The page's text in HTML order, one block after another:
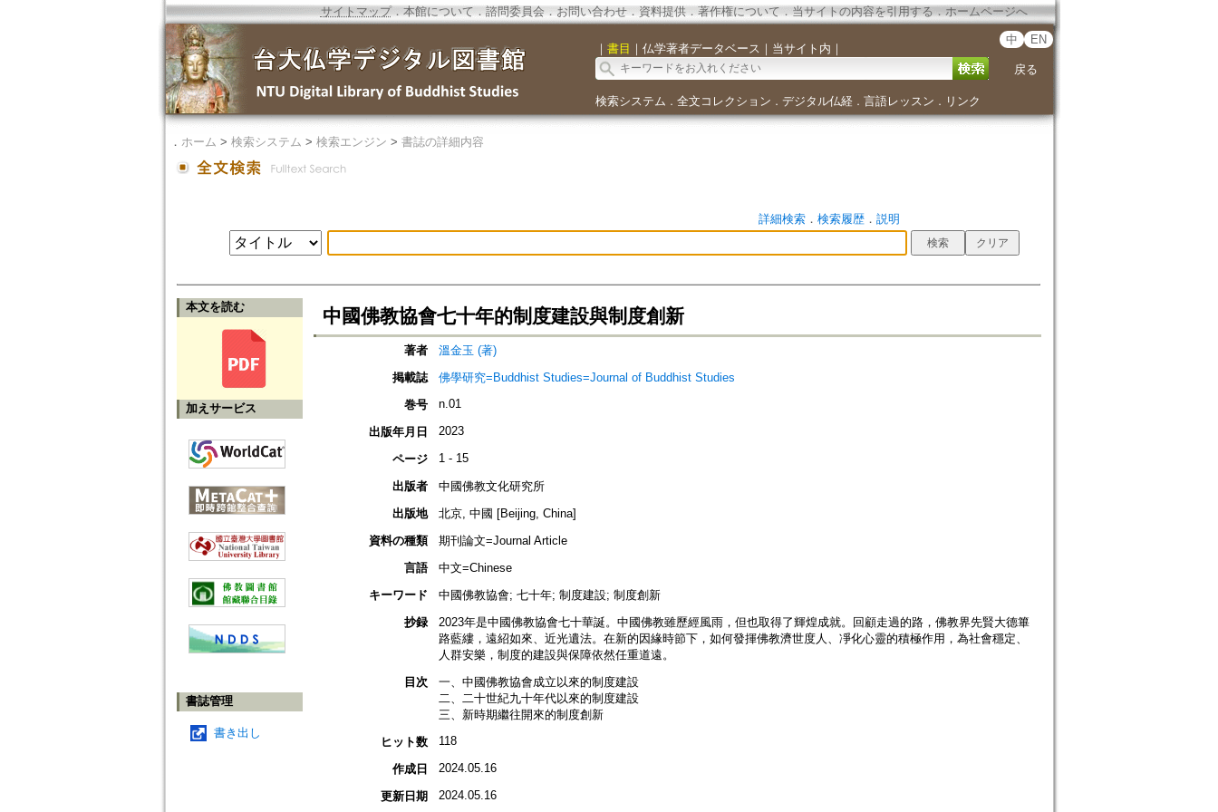
サイトマップ．本館について ． 諮問委員会． お問い合わせ． 資料提供． 著作権について．当サイトの内容を引用する ． ホームページへ
｜ 書目 ｜ 仏学著者データベース ｜ 当サイト内 ｜
中 EN
戻る
検索システム ． 全文コレクション ． デジタル仏経． 言語レッスン ． リンク
． ホーム > 検索システム > 検索エンジン > 書誌の詳細内容
詳細検索． 検索履歴． 説明
本文を読む
加えサービス
書誌管理
書き出し
中國佛教協會七十年的制度建設與制度創新
著者
溫金玉 (著)
掲載誌
佛學研究=Buddhist Studies=Journal of Buddhist Studies
巻号
n.01
出版年月日 2023
ページ 1 - 15
出版者
中國佛教文化研究所
出版地
北京, 中國 [Beijing, China]
資料の種類
期刊論文=Journal Article
言語
中文=Chinese
キーワード
中國佛教協會; 七十年; 制度建設; 制度創新
抄録
2023年是中國佛教協會七十華誕。中國佛教雖歷經風雨，但也取得了輝煌成就。回顧走過的路，佛教界先賢大德篳
路藍縷，遠紹如來、近光遺法。在新的因緣時節下，如何發揮佛教濟世度人、凈化心靈的積極作用，為社會穩定、
人群安樂，制度的建設與保障依然任重道遠。
目次
一、中國佛教協會成立以來的制度建設
二、二十世紀九十年代以來的制度建設
三、新時期繼往開來的制度創新
ヒット数
118
作成日 2024.05.16
更新日期 2024.05.16